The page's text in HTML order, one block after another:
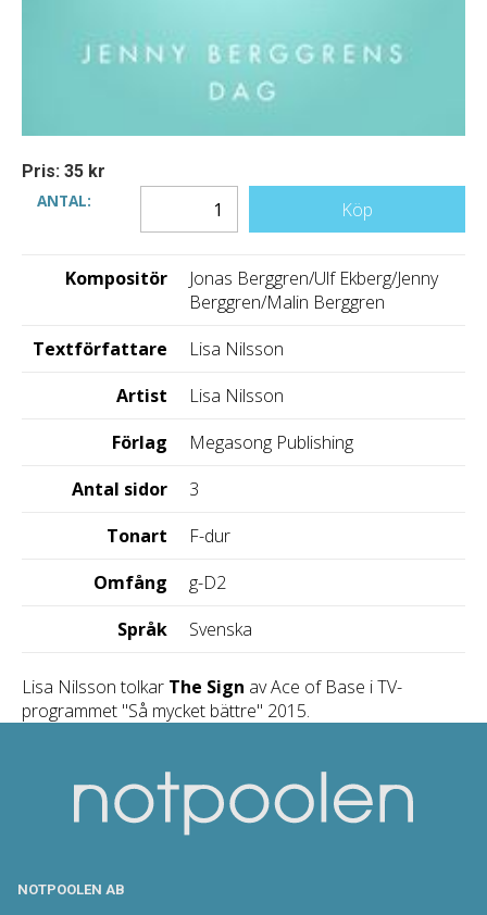
Pris: 35 kr
ANTAL:
Köp
Kompositör
Jonas Berggren/Ulf Ekberg/Jenny
Berggren/Malin Berggren
Textförfattare
Lisa Nilsson
Artist
Lisa Nilsson
Förlag
Megasong Publishing
Antal sidor
3
Tonart
F-dur
Omfång
g-D2
Språk
Svenska
Lisa Nilsson tolkar The Sign av Ace of Base i TV-
programmet "Så mycket bättre" 2015.
NOTPOOLEN AB